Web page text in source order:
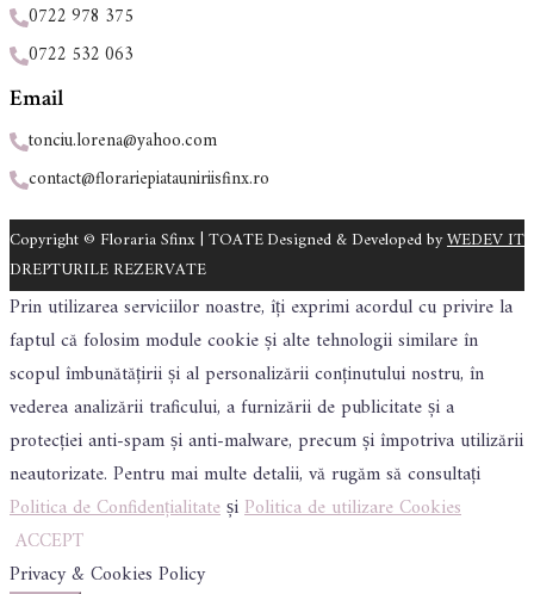
0722 978 375
0722 532 063
Email
tonciu.lorena@yahoo.com
contact@florariepiatauniriisfinx.ro
Copyright © Floraria Sfinx | TOATE
DREPTURILE REZERVATE
Designed & Developed byWEDEV IT
Prin utilizarea serviciilor noastre, îți exprimi acordul cu privire la
faptul că folosim module cookie și alte tehnologii similare în
scopul îmbunătățirii și al personalizării conținutului nostru, în
vederea analizării traficului, a furnizării de publicitate și a
protecției anti-spam și anti-malware, precum și împotriva utilizării
neautorizate. Pentru mai multe detalii, vă rugăm să consultați
Politica de ConfidențialitateșiPolitica de utilizare Cookies
ACCEPT
Privacy & Cookies Policy